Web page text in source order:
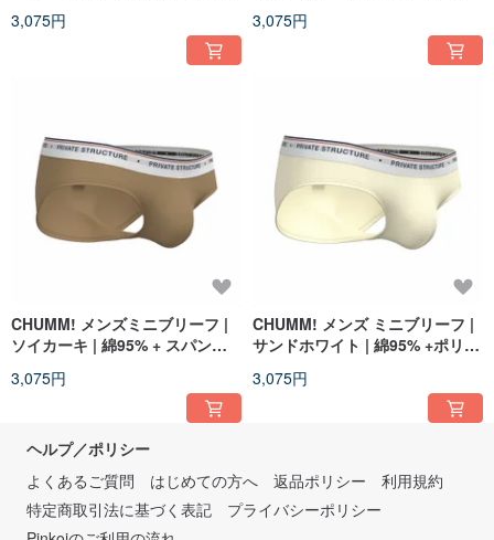
3,075円 3,075円
CHUMM! メンズミニブリーフ |
ソイカーキ | 綿95% + スパンデ
3,075円
CHUMM! メンズ ミニブリーフ |
サンドホワイト | 綿95% +ポリウ
3,075円
ヘルプ／ポリシー
よくあるご質問
はじめての方へ 返品ポリシー
利用規約
特定商取引法に基づく表記
プライバシーポリシー